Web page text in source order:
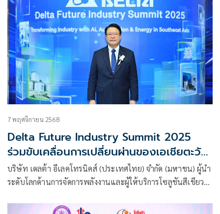
7 พฤศจิกายน 2568
Delta Future Industry Summit 2025
ร่วมขับเคลื่อนการเปลี่ยนผ่านของเอเชียตะวัน
ออกเฉียงใต้ด้วยนวัตกรรม Green AI การ
ผลิตอัจฉริยะ และพลังงานที่ยั่งยืน
บริษัท เดลต้า อีเลคโทรนิคส์ (ประเทศไทย) จำกัด (มหาชน) ผู้นำ
ระดับโลกด้านการจัดการพลังงานและผู้ให้บริการโซลูชันสีเขียว
ประชุมสุดยอดอุตสาหกรรมแห่งอนาคต หรือ Delta Future